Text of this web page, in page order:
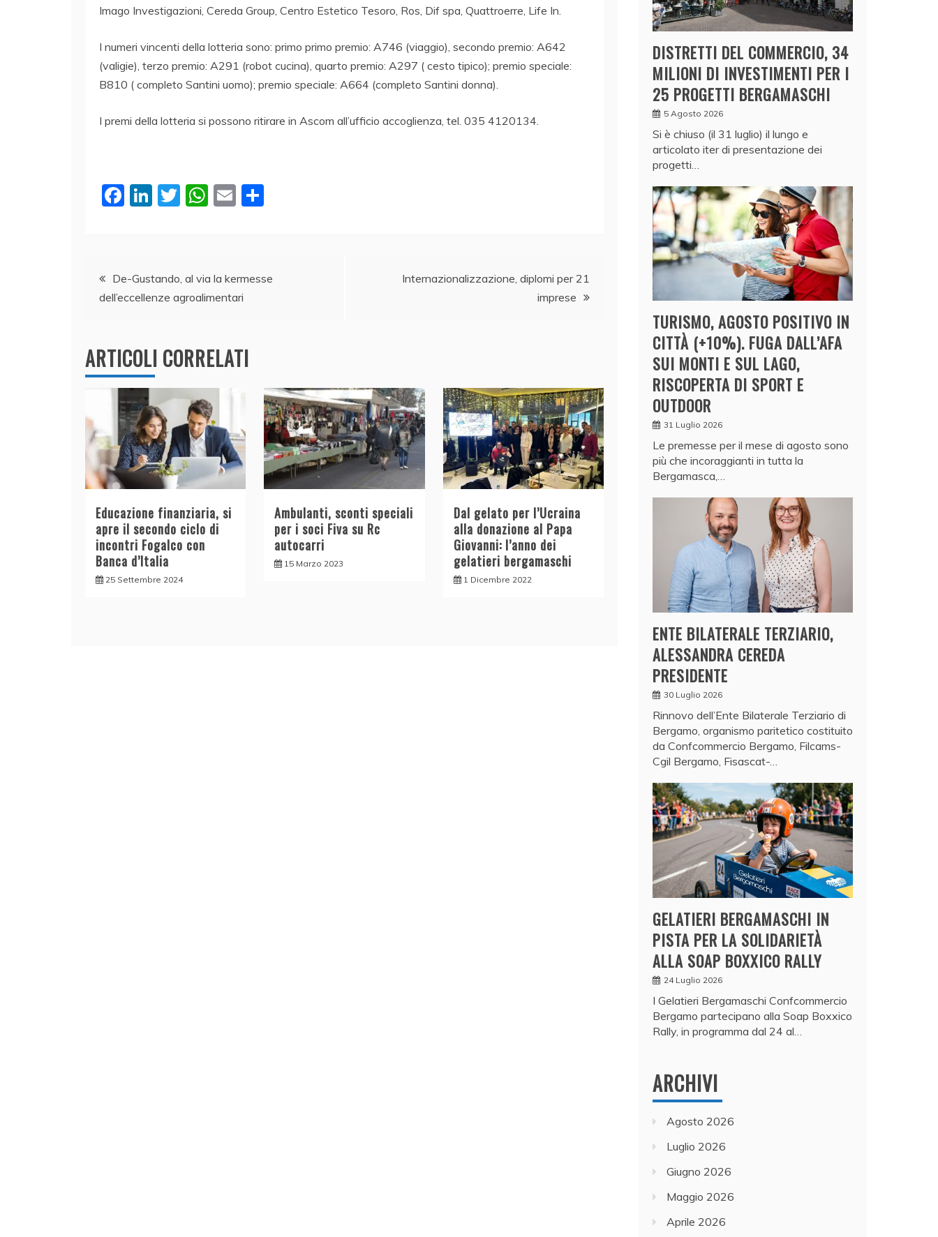
Imago Investigazioni, Cereda Group, Centro Estetico Tesoro, Ros, Dif spa, Quattroerre, Life In.
I numeri vincenti della lotteria sono: primo primo premio: A746 (viaggio), secondo premio: A642
(valigie), terzo premio: A291 (robot cucina), quarto premio: A297 ( cesto tipico); premio speciale:
B810 ( completo Santini uomo); premio speciale: A664 (completo Santini donna).
I premi della lotteria si possono ritirare in Ascom all’ufficio accoglienza, tel. 035 4120134.
F
b
o
k
Li
dI
n
T
W
A
p
E
vi
Navigazione
articoli
De-Gustando, al via la kermesse
dell’eccellenze agroalimentari
Internazionalizzazione, diplomi per 21
imprese
ARTICOLI CORRELATI
Educazione finanziaria, si
apre il secondo ciclo di
incontri Fogalco con
Banca d’Italia
25 Settembre 2024
Ambulanti, sconti speciali
per i soci Fiva su Rc
autocarri
15 Marzo 2023
Dal gelato per l’Ucraina
alla donazione al Papa
Giovanni: l’anno dei
gelatieri bergamaschi
1 Dicembre 2022
DISTRETTI DEL COMMERCIO, 34
MILIONI DI INVESTIMENTI PER I
25 PROGETTI BERGAMASCHI
5 Agosto 2026
Si è chiuso (il 31 luglio) il lungo e
articolato iter di presentazione dei
progetti…
TURISMO, AGOSTO POSITIVO IN
CITTÀ (+10%). FUGA DALL’AFA
SUI MONTI E SUL LAGO,
RISCOPERTA DI SPORT E
OUTDOOR
31 Luglio 2026
Le premesse per il mese di agosto sono
più che incoraggianti in tutta la
Bergamasca,…
ENTE BILATERALE TERZIARIO,
ALESSANDRA CEREDA
PRESIDENTE
30 Luglio 2026
Rinnovo dell’Ente Bilaterale Terziario di
Bergamo, organismo paritetico costituito
da Confcommercio Bergamo, Filcams-
Cgil Bergamo, Fisascat-…
GELATIERI BERGAMASCHI IN
PISTA PER LA SOLIDARIETÀ
ALLA SOAP BOXXICO RALLY
24 Luglio 2026
I Gelatieri Bergamaschi Confcommercio
Bergamo partecipano alla Soap Boxxico
Rally, in programma dal 24 al…
ARCHIVI
Agosto 2026
Luglio 2026
Giugno 2026
Maggio 2026
Aprile 2026